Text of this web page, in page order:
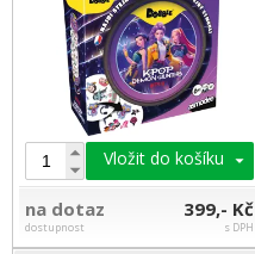
Vložit do košíku
na dotaz
dostupnost
399,- Kč
s DPH